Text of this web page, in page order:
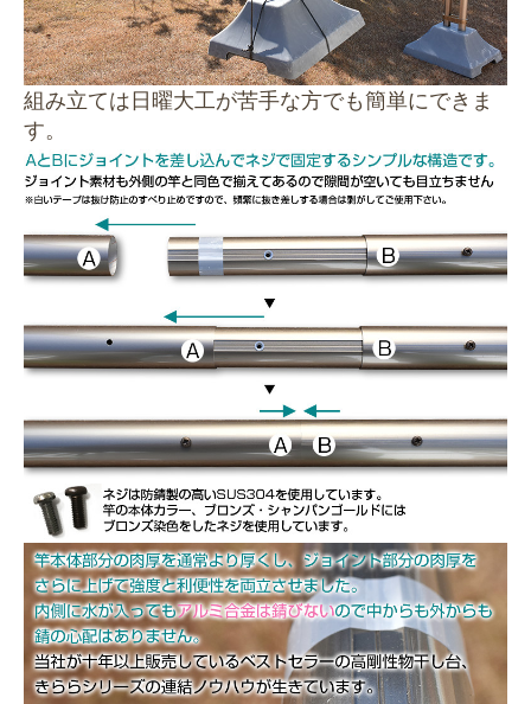
組み立ては日曜大工が苦手な方でも簡単にできま
す。